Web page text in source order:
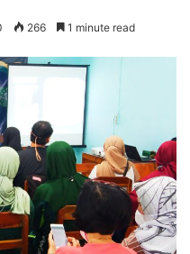
266 1 minute read